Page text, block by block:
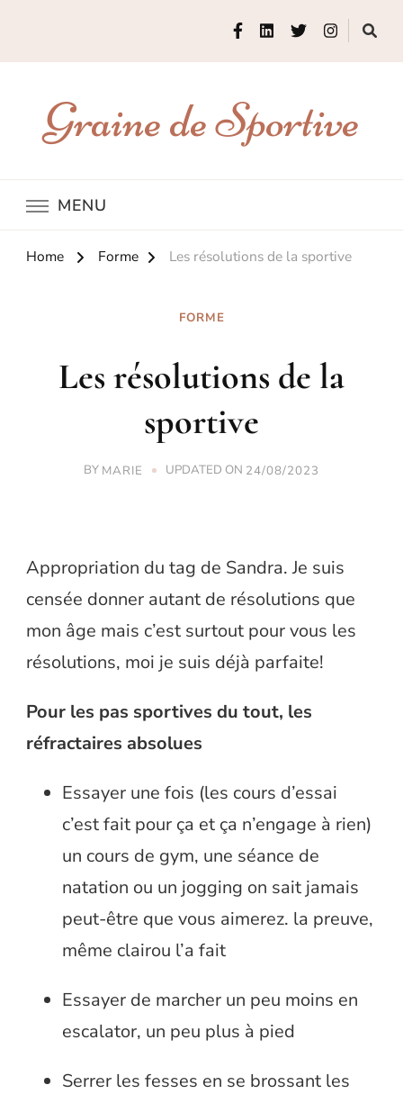
Graine de Sportive
MENU
Home Forme Les résolutions de la sportive
FORME
Les résolutions de la
sportive
BY MARIE UPDATED ON 24/08/2023
Appropriation du tag de Sandra. Je suis
censée donner autant de résolutions que
mon âge mais c’est surtout pour vous les
résolutions, moi je suis déjà parfaite!
Pour les pas sportives du tout, les
réfractaires absolues
Essayer une fois (les cours d’essai
c’est fait pour ça et ça n’engage à rien)
un cours de gym, une séance de
natation ou un jogging on sait jamais
peut-être que vous aimerez. la preuve,
même clairou l’a fait
Essayer de marcher un peu moins en
escalator, un peu plus à pied
Serrer les fesses en se brossant les